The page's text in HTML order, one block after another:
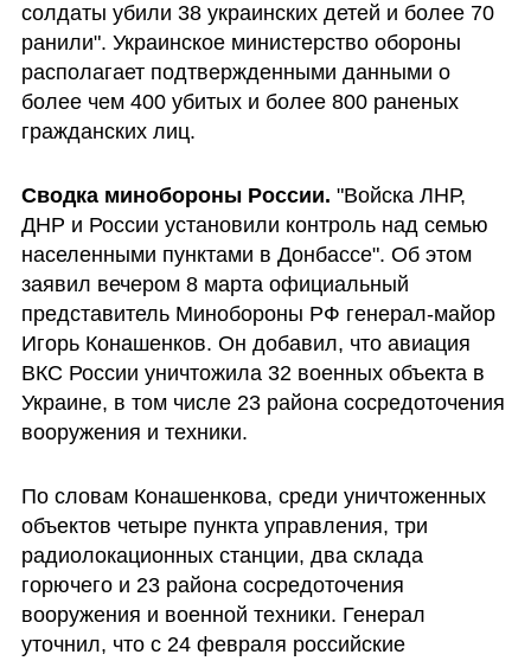
солдаты убили 38 украинских детей и более 70
ранили". Украинское министерство обороны
располагает подтвержденными данными о
более чем 400 убитых и более 800 раненых
гражданских лиц.
Сводка минобороны России. "Войска ЛНР,
ДНР и России установили контроль над семью
населенными пунктами в Донбассе". Об этом
заявил вечером 8 марта официальный
представитель Минобороны РФ генерал-майор
Игорь Конашенков. Он добавил, что авиация
ВКС России уничтожила 32 военных объекта в
Украине, в том числе 23 района сосредоточения
вооружения и техники.
По словам Конашенкова, среди уничтоженных
объектов четыре пункта управления, три
радиолокационных станции, два склада
горючего и 23 района сосредоточения
вооружения и военной техники. Генерал
уточнил, что с 24 февраля российские